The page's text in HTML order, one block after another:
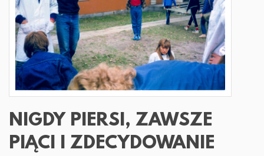
NIGDY PIERSI, ZAWSZE
PIĄCI I ZDECYDOWANIE